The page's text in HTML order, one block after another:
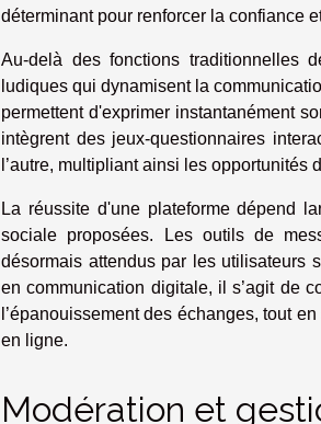
déterminant pour renforcer la confiance
Au-delà des fonctions traditionnelles
ludiques qui dynamisent la
permettent d'exprimer instantanément
intègrent des jeux-questionnaires
l’autre, multipliant ainsi les opportunités
La réussite d'une plateforme dépend
sociale proposées. Les outils de
désormais attendus par les utilisateurs
en communication digitale, il s’agit de
l’épanouissement des échanges, tout
en ligne.
Modération et